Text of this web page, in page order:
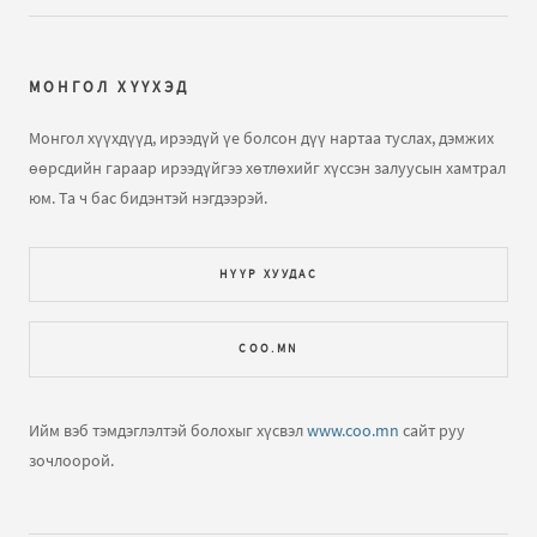
МОНГОЛ ХҮҮХЭД
Монгол хүүхдүүд, ирээдүй үе болсон дүү нартаа туслах, дэмжих
өөрсдийн гараар ирээдүйгээ хөтлөхийг хүссэн залуусын хамтрал
юм. Та ч бас бидэнтэй нэгдээрэй.
НҮҮР ХУУДАС
COO.MN
Ийм вэб тэмдэглэлтэй болохыг хүсвэлwww.coo.mn сайт руу
зочлоорой.